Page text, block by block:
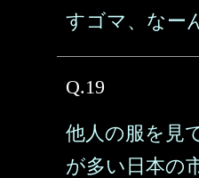
すゴマ、なー
Q.19
他人の服を見
が多い日本の